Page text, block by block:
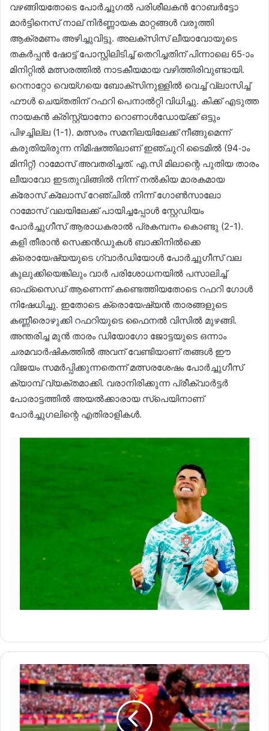
വഴങ്ങിയതോടെ പോർച്ചുഗൽ പരിശീലകൻ റോബർട്ടോ
മാർട്ടിനെസ് നാല് നിർണ്ണായക മാറ്റങ്ങൾ വരുത്തി
ആക്രമണം അഴിച്ചുവിട്ടു. അലക്സിസ് ലീയാവോയുടെ
തകർപ്പൻ ഷോട്ട് പോസ്റ്റിലിടിച്ച് തെറിച്ചതിന് പിന്നാലെ 65-ാം
മിനിറ്റിൽ മത്സരത്തിൽ നാടകീയമായ വഴിത്തിരിവുണ്ടായി.
റെനാറ്റോ വെയ്ഗയെ ബോക്സിനുള്ളിൽ വെച്ച് വ്ലാസിച്ച്
ഫൗൾ ചെയ്തതിന് റഫറി പെനാൽറ്റി വിധിച്ചു. കിക്ക് എടുത്ത
നായകൻ ക്രിസ്റ്റ്യാനോ റൊണാൾഡോയ്ക്ക് ഒട്ടും
പിഴച്ചില്ല (1-1). മത്സരം സമനിലയിലേക്ക് നീങ്ങുമെന്ന്
കരുതിയിരുന്ന നിമിഷത്തിലാണ് ഇഞ്ചുറി ടൈമിൽ (94-ാം
മിനിറ്റ്) റാമോസ് അവതരിച്ചത്. എ.സി മിലാന്റെ പുതിയ താരം
ലീയാവോ ഇടതുവിങ്ങിൽ നിന്ന് നൽകിയ മാരകമായ
ക്രോസ് ക്ലോസ് റേഞ്ചിൽ നിന്ന് ഗോൺസാലോ
റാമോസ് വലയിലേക്ക് പായിച്ചപ്പോൾ സ്റ്റേഡിയം
പോർച്ചുഗീസ് ആരാധകരാൽ പ്രകമ്പനം കൊണ്ടു (2-1).
കളി തീരാൻ സെക്കൻഡുകൾ ബാക്കിനിൽക്കെ
ക്രൊയേഷ്യയുടെ ഗ്വാർഡിയോൾ പോർച്ചുഗീസ് വല
കുലുക്കിയെങ്കിലും വാർ പരിശോധനയിൽ പസാലിച്ച്
ഓഫ്‌സൈഡ് ആണെന്ന് കണ്ടെത്തിയതോടെ റഫറി ഗോൾ
നിഷേധിച്ചു. ഇതോടെ ക്രൊയേഷ്യൻ താരങ്ങളുടെ
കണ്ണീരൊഴുക്കി റഫറിയുടെ ഫൈനൽ വിസിൽ മുഴങ്ങി.
അന്തരിച്ച മുൻ താരം ഡിയോഗോ ജോട്ടയുടെ ഒന്നാം
ചരമവാർഷികത്തിൽ അവന് വേണ്ടിയാണ് തങ്ങൾ ഈ
വിജയം സമർപ്പിക്കുന്നതെന്ന് മത്സരശേഷം പോർച്ചുഗീസ്
ക്യാമ്പ് വ്യക്തമാക്കി. വരാനിരിക്കുന്ന പ്രീക്വാർട്ടർ
പോരാട്ടത്തിൽ അയൽക്കാരായ സ്പെയിനാണ്
പോർച്ചുഗലിന്റെ എതിരാളികൾ.